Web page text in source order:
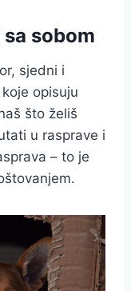
sobom
sjedni i
opisuju
što želiš
u rasprave i
– to je